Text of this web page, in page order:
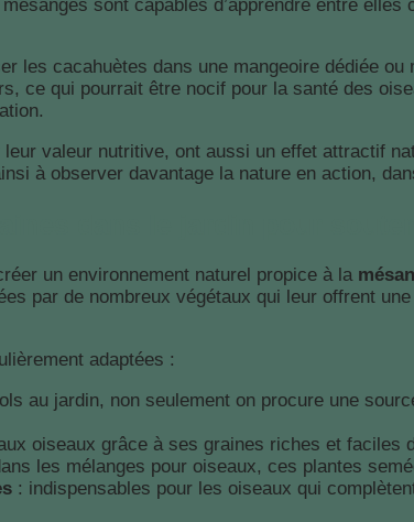
sont capables d’apprendre entre
les cacahuètes dans une mangeoire dédiée
ce qui pourrait être nocif pour la santé des
valeur nutritive, ont aussi un effet attractif
à observer davantage la nature en action,
un environnement naturel propice à la
par de nombreux végétaux qui leur offrent
adaptées :
au jardin, non seulement on procure une
oiseaux grâce à ses graines riches et faciles
les mélanges pour oiseaux, ces plantes
: indispensables pour les oiseaux qui